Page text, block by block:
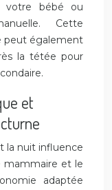
votre bébé ou
Cette
peut également
la tétée pour
et
la nuit influence
mammaire et le
adaptée